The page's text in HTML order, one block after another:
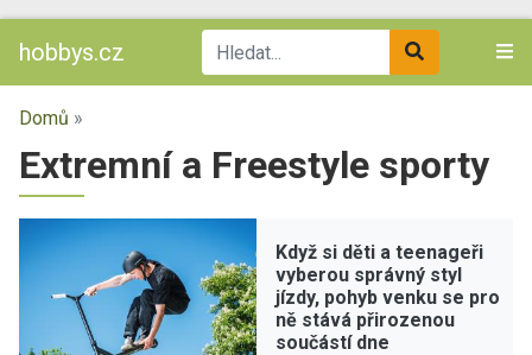
hobbys.cz
Domů »
Extremní a Freestyle sporty
Když si děti a teenageři
vyberou správný styl
jízdy, pohyb venku se pro
ně stává přirozenou
součástí dne